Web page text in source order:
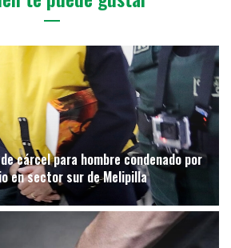
cárcel para hombre condenado por
en sector sur de Melipilla